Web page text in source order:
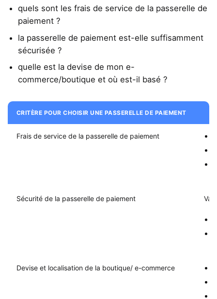
quels sont les frais de service de la passerelle de
paiement ?
la passerelle de paiement est-elle suffisamment
sécurisée ?
quelle est la devise de mon e-
commerce/boutique et où est-il basé ?
CRITÈRE POUR CHOISIR UNE PASSERELLE DE PAIEMENT
Frais de service de la passerelle de paiement
Sécurité de la passerelle de paiement
Devise et localisation de la boutique/ e-commerce